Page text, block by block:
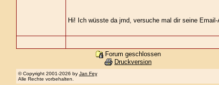
Hi! Ich wüsste da jmd, versuche mal dir seine
Forum geschlossen
Druckversion
© Copyright 2001-2026 by Jan Fey
Alle Rechte vorbehalten.